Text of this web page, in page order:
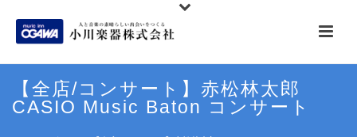
【全店/コンサート】赤松林太郎
CASIO Music Baton コンサート